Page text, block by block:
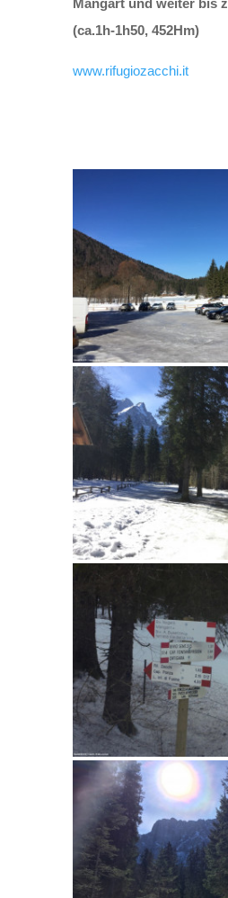
Mangart und weiter bis
(ca.1h-1h50, 452Hm)
www.rifugiozacchi.it